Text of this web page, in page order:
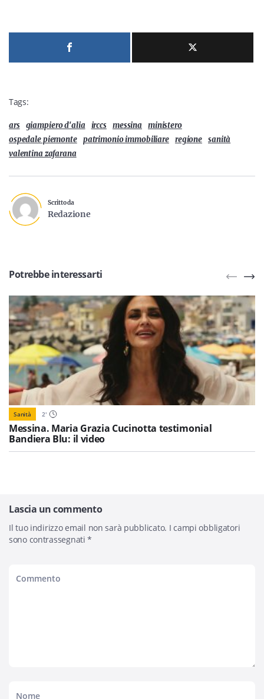
Tags:
ars giampiero d'alia irccs messina ministero
ospedale piemonte
patrimonio immobiliare regione sanità
valentina zafarana
Scritto da
Redazione
Potrebbe interessarti
Sanità 2'
Messina. Maria Grazia Cucinotta testimonial
Bandiera Blu: il video
Lascia un commento
Il tuo indirizzo email non sarà pubblicato. I campi obbligatori
sono contrassegnati*